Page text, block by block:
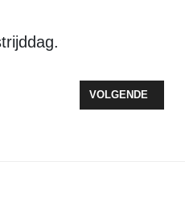
KAMPIOENSCHAP IN DE
VOLGENDE
VOLGENDE